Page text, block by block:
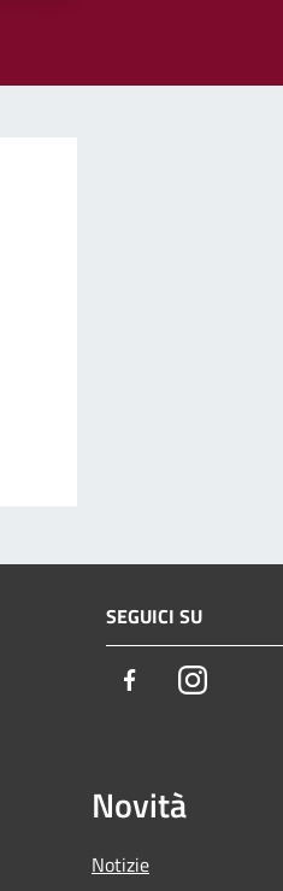
SEGUICI SU
FacebookInstagram
Novità
Notizie